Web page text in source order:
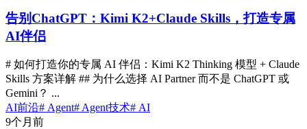
告别ChatGPT：Kimi K2+Claude Skills，打造专属
AI伴侣
# 如何打造你的专属 AI 伴侣：Kimi K2 Thinking 模型 + Claude
Skills 方案详解 ## 为什么选择 AI Partner 而不是 ChatGPT 或
Gemini？ ...
AI前沿# Agent# Agent技术# AI
9个月前